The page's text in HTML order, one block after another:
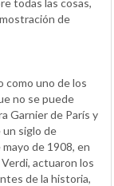
de
como uno de los
no se puede
Garnier de París y
un siglo de
de 1908, en
actuaron los
de la historia,